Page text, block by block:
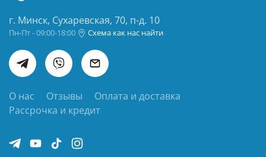
г. Минск, Сухаревская, 70, п-д. 10
Пн-Пт - 09:00-18:00 Схема как нас найти
О нас Отзывы
Оплата и доставка
Рассрочка и кредит